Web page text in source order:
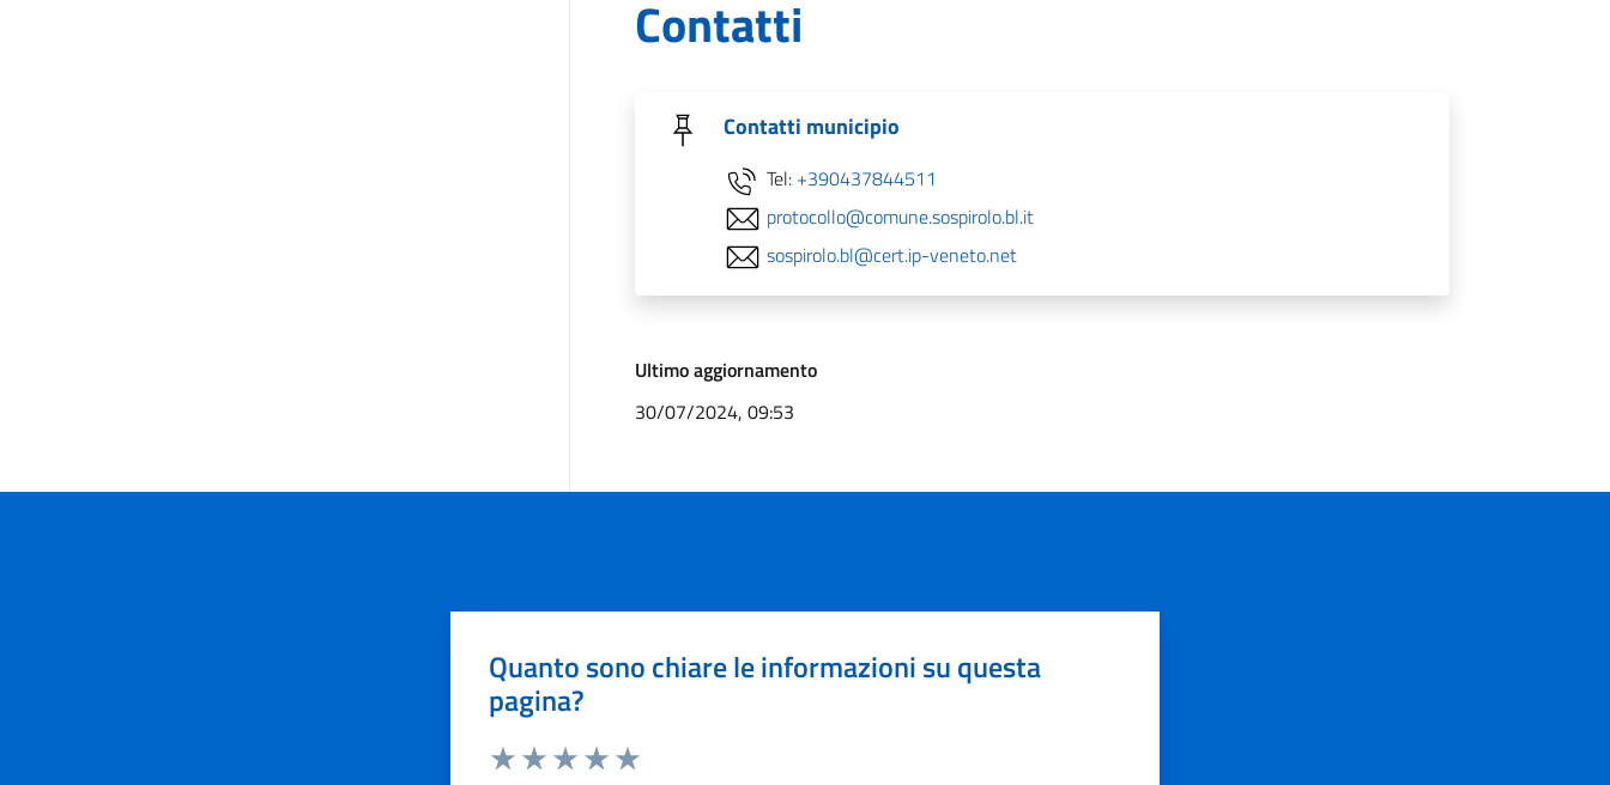
Contatti
Contatti municipio
Tel: +390437844511
protocollo@comune.sospirolo.bl.it
sospirolo.bl@cert.ip-veneto.net
Ultimo aggiornamento
30/07/2024, 09:53
Quanto sono chiare le informazioni su questa
pagina?